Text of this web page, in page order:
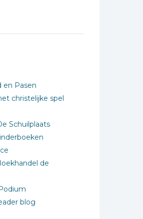
en Pasen
christelijke spel
Schuilplaats
de
blog